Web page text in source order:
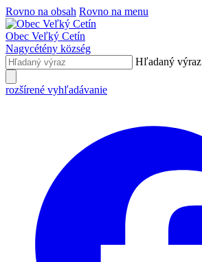
Rovno na obsah Rovno na menu
Obec Veľký Cetín
Nagycétény község
Hľadaný výraz
rozšírené vyhľadávanie